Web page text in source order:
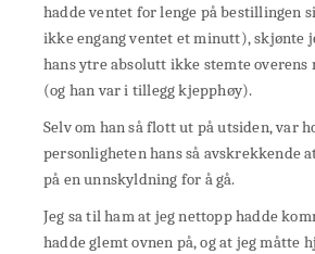
hadde ventet for lenge på bestillingen
ikke engang ventet et minutt), skjønte
hans ytre absolutt ikke stemte overens
(og han var i tillegg kjepphøy).
Selv om han så flott ut på utsiden, var
personligheten hans så avskrekkende
på en unnskyldning for å gå.
Jeg sa til ham at jeg nettopp hadde
hadde glemt ovnen på, og at jeg måtte